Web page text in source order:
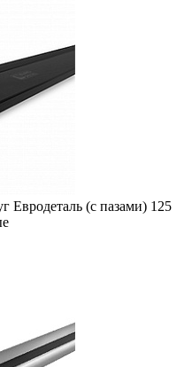
Евродеталь (с пазами) 125